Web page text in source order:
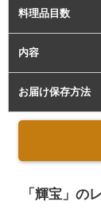
料理品目数
内容
お届け保存方法
「輝宝」の